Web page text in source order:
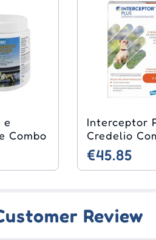
e
Combo
Interceptor
Credelio
€45.85
Review